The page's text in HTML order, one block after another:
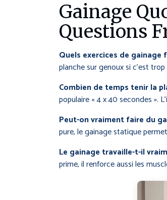
Gainage
Questions
Quels exercices de gainage
planche sur genoux si c’est
Combien de temps tenir la
populaire « 4 x 40 secondes ».
Peut-on vraiment faire du
pure, le gainage statique
Le gainage travaille-t-il
prime, il renforce aussi les